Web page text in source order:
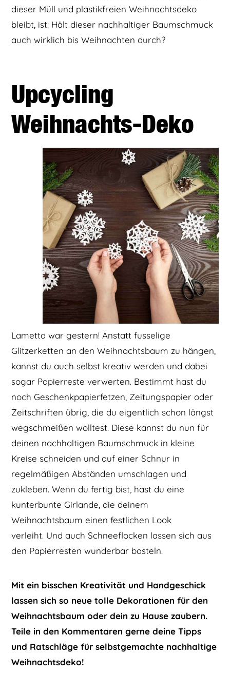
dieser Müll und plastikfreien Weihnachtsdeko
bleibt, ist: Hält dieser nachhaltiger Baumschmuck
auch wirklich bis Weihnachten durch?
Upcycling
Weihnachts-Deko
Lametta war gestern! Anstatt fusselige
Glitzerketten an den Weihnachtsbaum zu hängen,
kannst du auch selbst kreativ werden und dabei
sogar Papierreste verwerten. Bestimmt hast du
noch Geschenkpapierfetzen, Zeitungspapier oder
Zeitschriften übrig, die du eigentlich schon längst
wegschmeißen wolltest. Diese kannst du nun für
deinen nachhaltigen Baumschmuck in kleine
Kreise schneiden und auf einer Schnur in
regelmäßigen Abständen umschlagen und
zukleben. Wenn du fertig bist, hast du eine
kunterbunte Girlande, die deinem
Weihnachtsbaum einen festlichen Look
verleiht. Und auch Schneeflocken lassen sich aus
den Papierresten wunderbar basteln.
Mit ein bisschen Kreativität und Handgeschick
lassen sich so neue tolle Dekorationen für den
Weihnachtsbaum oder dein zu Hause zaubern.
Teile in den Kommentaren gerne deine Tipps
und Ratschläge für selbstgemachte nachhaltige
Weihnachtsdeko!